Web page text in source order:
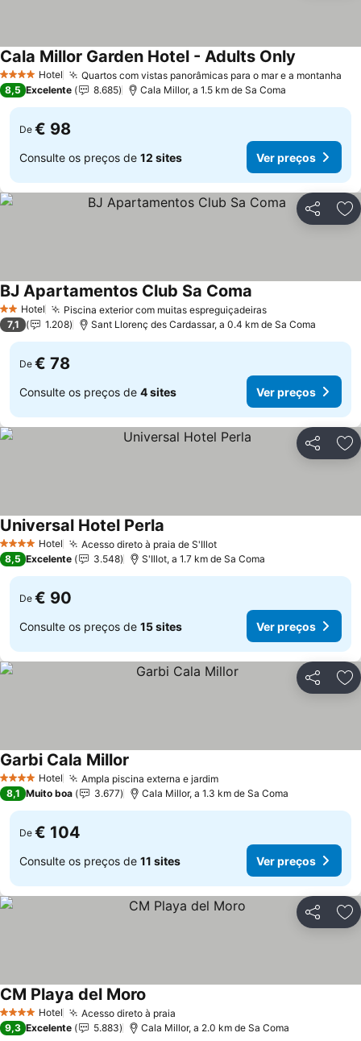
4 EstrelasHotel Quartos com vistas panorâmicas para o mar e a montanha
Cala Millor Garden Hotel - Adults Only
8,5 Excelente 8.685 Cala Millor, a 1.5 km de Sa Coma
De € 98
Consulte os preços de 12 sites Ver preços
Partilhar
2 Estrelas
Hotel Piscina exterior com muitas espreguiçadeirasVer preços
BJ Apartamentos Club Sa Coma
7,1 1.208 Sant Llorenç des Cardassar, a 0.4 km de Sa Coma
De € 78
Consulte os preços de 4 sites Ver preços
Partilhar
4 EstrelasHotel Acesso direto à praia de S'IllotVer preços
Universal Hotel Perla
8,5 Excelente 3.548 S'Illot, a 1.7 km de Sa Coma
De € 90
Consulte os preços de 15 sites Ver preços
Partilhar
4 EstrelasHotel Ampla piscina externa e jardimVer preços
Garbi Cala Millor
8,1 Muito boa 3.677 Cala Millor, a 1.3 km de Sa Coma
De € 104
Consulte os preços de 11 sites Ver preços
Partilhar
4 EstrelasHotel Acesso direto à praia
CM Playa del Moro
9,3 Excelente 5.883 Cala Millor, a 2.0 km de Sa Coma